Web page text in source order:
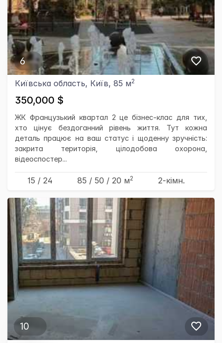
6
Київська область, Київ, 85 м2
350,000 $
ЖК Французький квартал 2 це бізнес-клас для тих,
хто цінує бездоганний рівень життя. Тут кожна
деталь працює на ваш статус і щоденну зручність:
закрита територія, цілодобова охорона,
відеоспостер...
15 / 24 85 / 50 / 20 м2 2-кімн.
10